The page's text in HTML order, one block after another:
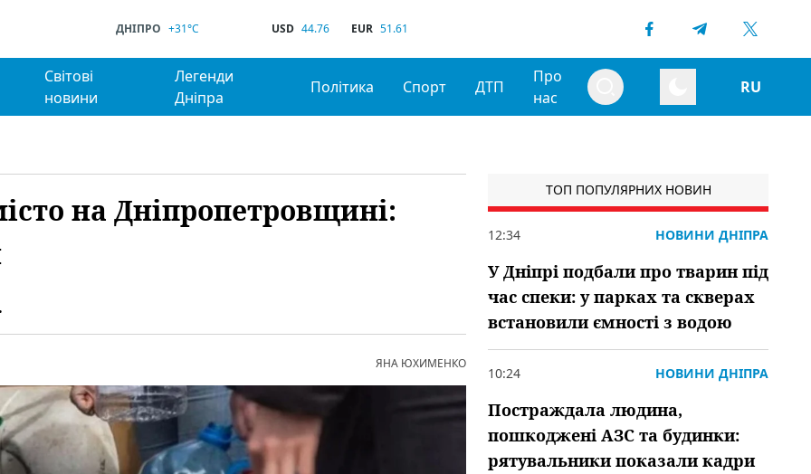
ДНІПРО +31°C USD 44.76 EUR 51.61
Світові
новини
Легенди
Дніпра
Політика Спорт ДТП
Про
нас
RU
на Дніпропетровщині:
ЯНА ЮХИМЕНКО
ТОП ПОПУЛЯРНИХ НОВИН
12:34 НОВИНИ ДНІПРА
У Дніпрі подбали про тварин під
час спеки: у парках та скверах
встановили ємності з водою
10:24 НОВИНИ ДНІПРА
Постраждала людина,
пошкоджені АЗС та будинки:
рятувальники показали кадри